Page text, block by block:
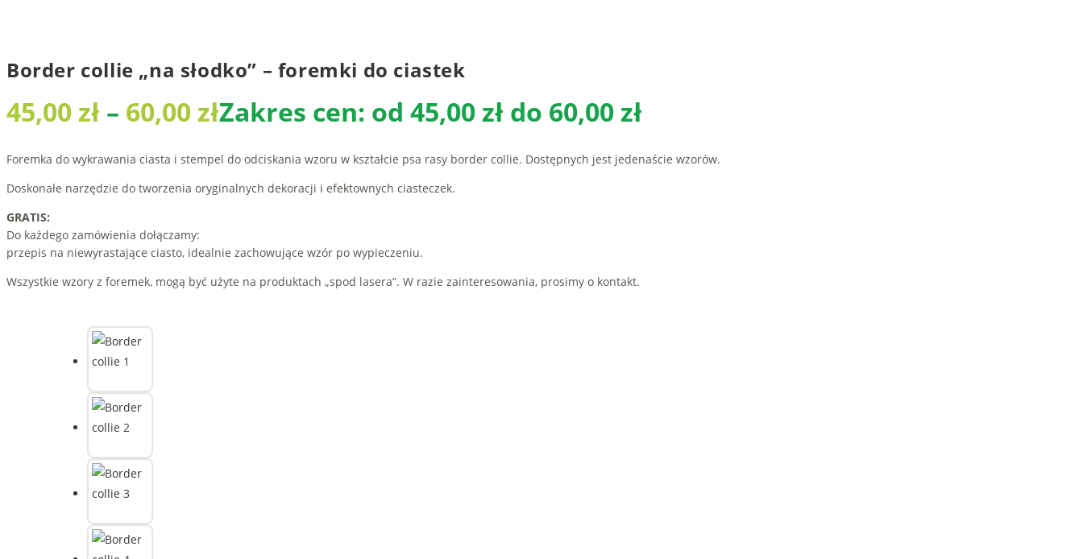
Border collie „na słodko” – foremki do ciastek
45,00 zł – 60,00 złZakres cen: od 45,00 zł do 60,00 zł
Foremka do wykrawania ciasta i stempel do odciskania wzoru w kształcie psa rasy border collie. Dostępnych jest jedenaście wzorów.
Doskonałe narzędzie do tworzenia oryginalnych dekoracji i efektownych ciasteczek.
GRATIS:
Do każdego zamówienia dołączamy:
przepis na niewyrastające ciasto, idealnie zachowujące wzór po wypieczeniu.
Wszystkie wzory z foremek, mogą być użyte na produktach „spod lasera”. W razie zainteresowania, prosimy o kontakt.